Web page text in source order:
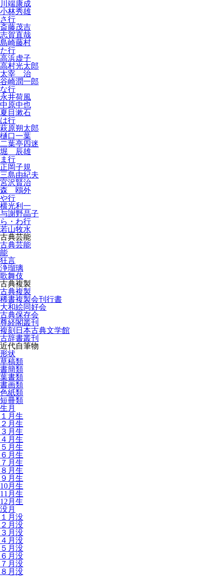
川端康成
小林秀雄
さ行
斎藤茂吉
志賀直哉
島崎藤村
た行
高浜虚子
高村光太郎
太宰 治
谷崎潤一郎
な行
永井荷風
中原中也
夏目漱石
は行
萩原朔太郎
樋口一葉
二葉亭四迷
堀 辰雄
ま行
正岡子規
三島由紀夫
宮沢賢治
森 鴎外
や行
横光利一
与謝野晶子
ら・わ行
若山牧水
古典芸能
古典芸能
能
狂言
浄瑠璃
歌舞伎
古典複製
古典複製
稀書複製会刊行書
大和絵同好会
古典保存会
尊経閣叢刊
複刻日本古典文学館
古辞書叢刊
近代自筆物
形状
草稿類
書簡類
葉書類
書画類
色紙類
短冊類
生月
１月生
２月生
３月生
４月生
５月生
６月生
７月生
８月生
９月生
10月生
11月生
12月生
没月
１月没
２月没
３月没
４月没
５月没
６月没
７月没
８月没